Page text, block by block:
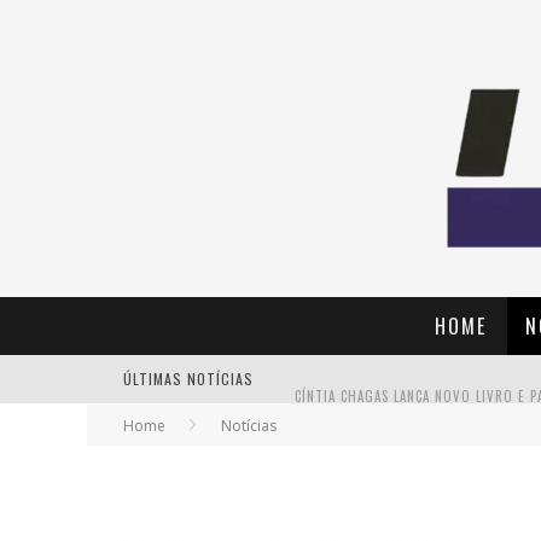
HOME
ÚLTIMAS NOTÍCIAS
Home Notícias